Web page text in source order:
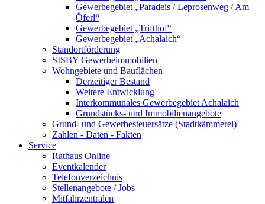
Gewerbegebiet „Paradeis / Leprosenweg / Am
Öferl“
Gewerbegebiet „Trifthof“
Gewerbegebiet „Achalaich“
Standortförderung
SISBY Gewerbeimmobilien
Wohngebiete und Bauflächen
Derzeitiger Bestand
Weitere Entwicklung
Interkommunales Gewerbegebiet Achalaich
Grundstücks- und Immobilienangebote
Grund- und Gewerbesteuersätze (Stadtkämmerei)
Zahlen - Daten - Fakten
Service
Rathaus Online
Eventkalender
Telefonverzeichnis
Stellenangebote / Jobs
Mitfahrzentralen